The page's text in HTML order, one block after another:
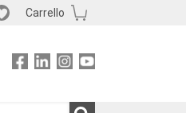
Carrello